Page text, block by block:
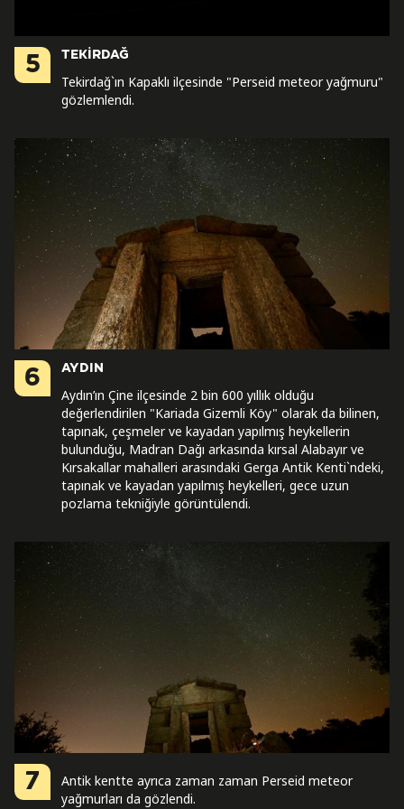
5 TEKİRDAĞ
Tekirdağ`ın Kapaklı ilçesinde "Perseid meteor yağmuru"
gözlemlendi.
6 AYDIN
Aydın’ın Çine ilçesinde 2 bin 600 yıllık olduğu
değerlendirilen "Kariada Gizemli Köy" olarak da bilinen,
tapınak, çeşmeler ve kayadan yapılmış heykellerin
bulunduğu, Madran Dağı arkasında kırsal Alabayır ve
Kırsakallar mahalleri arasındaki Gerga Antik Kenti`ndeki,
tapınak ve kayadan yapılmış heykelleri, gece uzun
pozlama tekniğiyle görüntülendi.
7
Antik kentte ayrıca zaman zaman Perseid meteor
yağmurları da gözlendi.